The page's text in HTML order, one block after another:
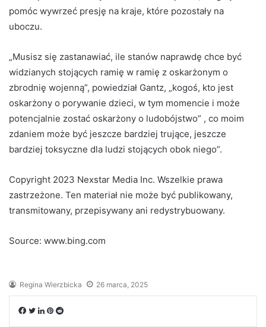
pomóc wywrzeć presję na kraje, które pozostały na
uboczu.
„Musisz się zastanawiać, ile stanów naprawdę chce być
widzianych stojących ramię w ramię z oskarżonym o
zbrodnię wojenną”, powiedział Gantz, „kogoś, kto jest
oskarżony o porywanie dzieci, w tym momencie i może
potencjalnie zostać oskarżony o ludobójstwo” , co moim
zdaniem może być jeszcze bardziej trujące, jeszcze
bardziej toksyczne dla ludzi stojących obok niego”.
Copyright 2023 Nexstar Media Inc. Wszelkie prawa
zastrzeżone. Ten materiał nie może być publikowany,
transmitowany, przepisywany ani redystrybuowany.
Source: www.bing.com
Regina Wierzbicka 26 marca, 2025
Facebook
Twitter
LinkedIn
Pinterest
Reddit